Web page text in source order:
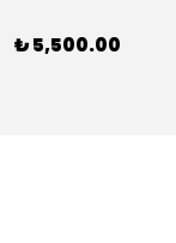
₺ 5,500.00